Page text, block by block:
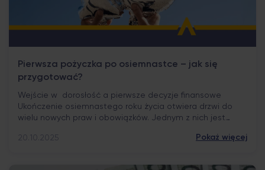
Pierwsza pożyczka po osiemnastce – jak się
przygotować?
Wejście w dorosłość a pierwsze decyzje finansowe
Ukończenie osiemnastego roku życia otwiera drzwi do
wielu nowych praw i obowiązków. Jednym z nich jest
finansowego. Dla wielu młodych ludzi pierwsza pożyczka
Warto jednak pamiętać, że każde zobowiązanie to nie
20.10.2025 Pokaż więcej